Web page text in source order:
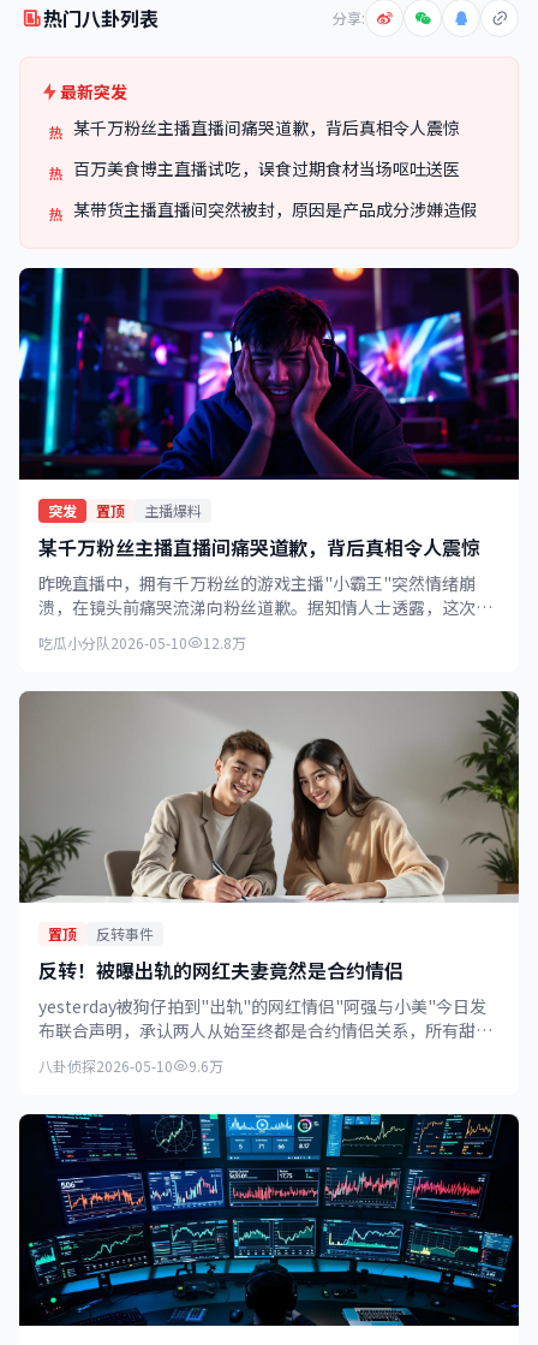
热门八卦列表 分享:
最新突发
热 某千万粉丝主播直播间痛哭道歉，背后真相令人震惊
热 百万美食博主直播试吃，误食过期食材当场呕吐送医
热 某带货主播直播间突然被封，原因是产品成分涉嫌造假
突发 置顶 主播爆料
某千万粉丝主播直播间痛哭道歉，背后真相令人震惊
昨晚直播中，拥有千万粉丝的游戏主播"小霸王"突然情绪崩
溃，在镜头前痛哭流涕向粉丝道歉。据知情人士透露，这次道
歉与近期被曝光的税务问题有关。
吃瓜小分队2026-05-10 12.8万
置顶 反转事件
反转！被曝出轨的网红夫妻竟然是合约情侣
yesterday被狗仔拍到"出轨"的网红情侣"阿强与小美"今日发
布联合声明，承认两人从始至终都是合约情侣关系，所有甜蜜
互动均为剧本安排。
八卦侦探2026-05-10 9.6万